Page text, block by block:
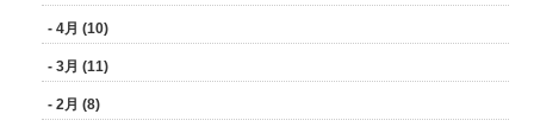
- 4月 (10)
- 3月 (11)
- 2月 (8)